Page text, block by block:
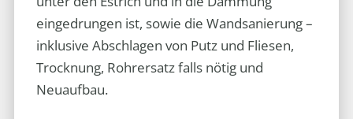
eingedrungen ist, sowie die Wandsanierung –
inklusive Abschlagen von Putz und Fliesen,
Trocknung, Rohrersatz falls nötig und
Neuaufbau.